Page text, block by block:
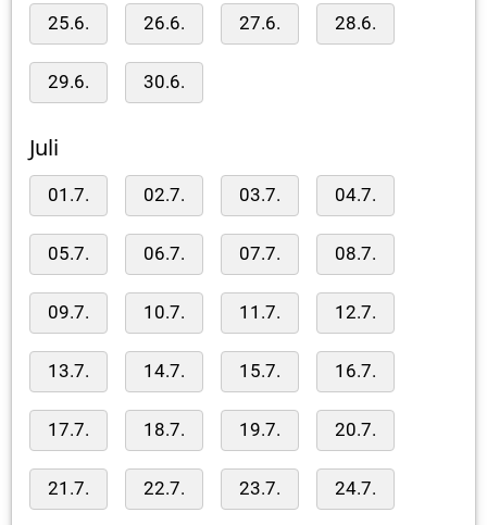
25.6. 26.6. 27.6. 28.6.
29.6. 30.6.
Juli
01.7. 02.7. 03.7. 04.7.
05.7. 06.7. 07.7. 08.7.
09.7. 10.7. 11.7. 12.7.
13.7. 14.7. 15.7. 16.7.
17.7. 18.7. 19.7. 20.7.
21.7. 22.7. 23.7. 24.7.